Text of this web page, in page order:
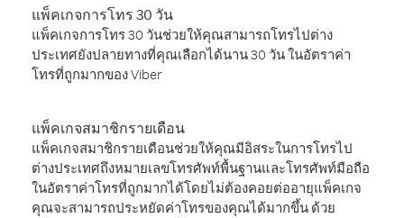
แพ็คเกจการโทร 30 วัน
แพ็คเกจการโทร 30 วันช่วยให้คุณสามารถโทรไปต่าง
ประเทศยังปลายทางที่คุณเลือกได้นาน 30 วัน ในอัตราค่า
โทรที่ถูกมากของ Viber
แพ็คเกจสมาชิกรายเดือน
แพ็คเกจสมาชิกรายเดือนช่วยให้คุณมีอิสระในการโทรไป
ต่างประเทศถึงหมายเลขโทรศัพท์พื้นฐานและโทรศัพท์มือถือ
ในอัตราค่าโทรที่ถูกมากได้โดยไม่ต้องคอยต่ออายุแพ็คเกจ
คุณจะสามารถประหยัดค่าโทรของคุณได้มากขึ้น ด้วย